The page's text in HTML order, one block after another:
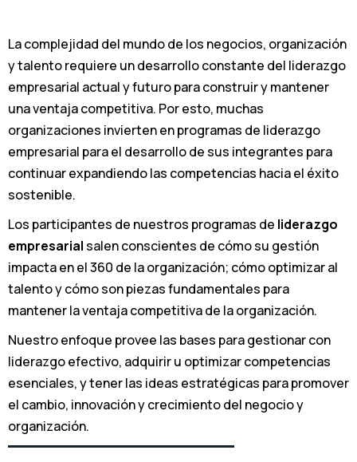
La complejidad del mundo de los negocios, organización
y talento requiere un desarrollo constante del liderazgo
empresarial actual y futuro para construir y mantener
una ventaja competitiva. Por esto, muchas
organizaciones invierten en programas de liderazgo
empresarial para el desarrollo de sus integrantes para
continuar expandiendo las competencias hacia el éxito
sostenible.
Los participantes de nuestros programas de liderazgo
empresarialsalen conscientes de cómo su gestión
impacta en el 360 de la organización; cómo optimizar al
talento y cómo son piezas fundamentales para
mantener la ventaja competitiva de la organización.
Nuestro enfoque provee las bases para gestionar con
liderazgo efectivo, adquirir u optimizar competencias
esenciales, y tener las ideas estratégicas para promover
el cambio, innovación y crecimiento del negocio y
organización.